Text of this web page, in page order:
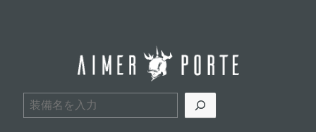
検索